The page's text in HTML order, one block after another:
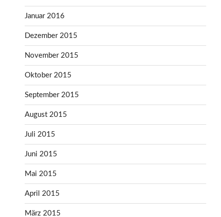
Januar 2016
Dezember 2015
November 2015
Oktober 2015
September 2015
August 2015
Juli 2015
Juni 2015
Mai 2015
April 2015
März 2015